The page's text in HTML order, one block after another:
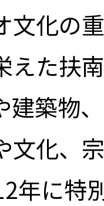
文化の
えた扶
建築物
文化、
年に特